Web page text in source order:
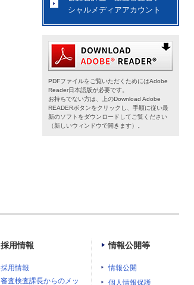
シャルメディアアカウント
PDFファイルをご覧いただくためにはAdobe
Reader日本語版が必要です。
お持ちでない方は、上のDownload Adobe
READERボタンをクリックし、手順に従い最
新のソフトをダウンロードしてご覧ください
（新しいウィンドウで開きます）。
採用情報
採用情報
審査検査課長からのメッ
情報公開等
情報公開
個人情報保護